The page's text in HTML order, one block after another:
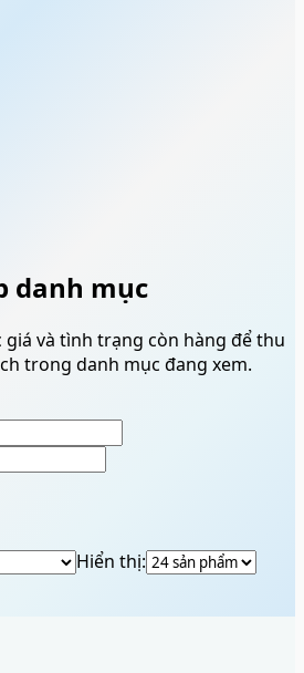
danh mục
và tình trạng còn hàng để thu
trong danh mục đang xem.
Hiển thị: